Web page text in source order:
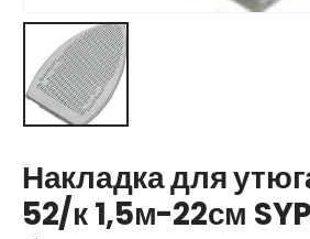
Накладка для
52/к 1,5м-22см